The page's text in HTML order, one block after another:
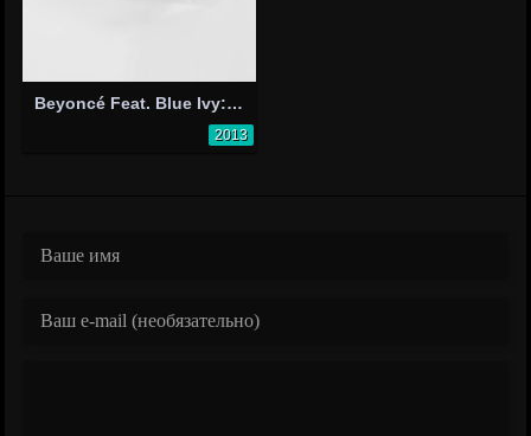
Beyoncé Feat. Blue Ivy: Blue
2013